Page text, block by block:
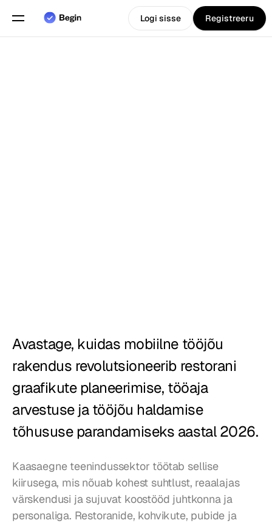
Pagariärid
Toitlustus
Hinnad
Logi sisse Registreeru
Avastage, kuidas mobiilne tööjõu
rakendus revolutsioneerib restorani
graafikute planeerimise, tööaja
arvestuse ja tööjõu haldamise
tõhususe parandamiseks aastal 2026.
Kaasaegne teenindussektor töötab sellise
kiirusega, mis nõuab kohest suhtlust, reaalajas
värskendusi ja sujuvat koostööd juhtkonna ja
personaliga. Restoranide, kohvikute, pubide ja